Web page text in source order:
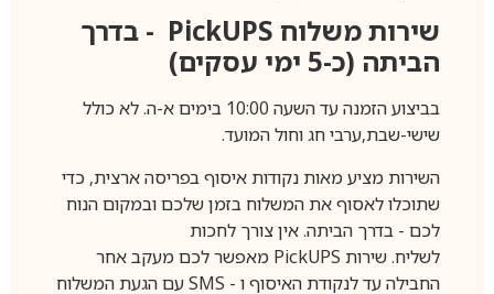
שירות משלוח PickUPS- בדרך
הביתה (כ-5 ימי עסקים)
בביצוע הזמנה עד השעה 10:00 בימים א-ה. לא כולל
שישי-שבת,ערבי חג וחול המועד.
השירות מציע מאות נקודות איסוף בפריסה ארצית, כדי
שתוכלו לאסוף את המשלוח בזמן שלכם ובמקום הנוח
לכם - בדרך הביתה. אין צורך לחכות
לשליח. שירות PickUPSמאפשר לכם מעקב אחר
החבילה עד לנקודת האיסוף ו - SMSעם הגעת המשלוח